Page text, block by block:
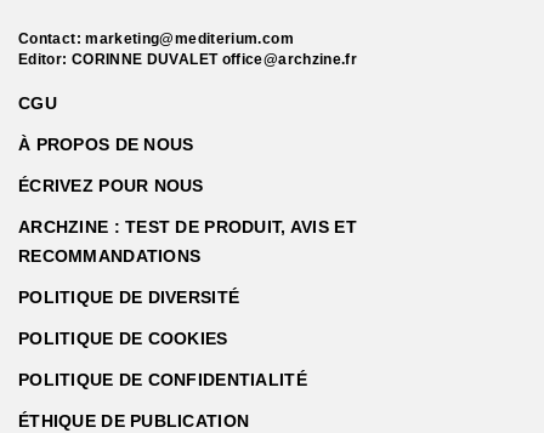
Contact:marketing@mediterium.com
Editor: CORINNE DUVALET office@archzine.fr
CGU
À PROPOS DE NOUS
ÉCRIVEZ POUR NOUS
ARCHZINE : TEST DE PRODUIT, AVIS ET
RECOMMANDATIONS
POLITIQUE DE DIVERSITÉ
POLITIQUE DE COOKIES
POLITIQUE DE CONFIDENTIALITÉ
ÉTHIQUE DE PUBLICATION